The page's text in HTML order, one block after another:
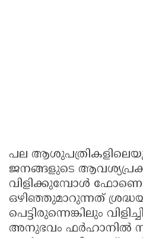
പല
ജനങ്ങളുടെ
വിളിക്കുമ്പോൾ
ഒഴിഞ്ഞുമാറുന്നത്
പെട്ടിരുന്നെങ്കിലും
അനുഭവം ഫർഹാനിൽ